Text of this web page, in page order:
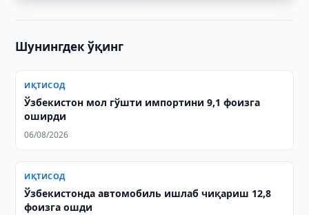
Шунингдек ўқинг
ИҚТИСОД
Ўзбекистон мол гўшти импортини 9,1 фоизга
оширди
06/08/2026
ИҚТИСОД
Ўзбекистонда автомобиль ишлаб чиқариш 12,8
фоизга ошди